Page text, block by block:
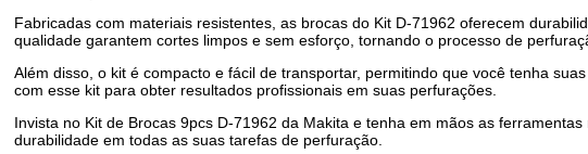
Fabricadas com materiais resistentes, as brocas do Kit D-71962 oferecem
qualidade garantem cortes limpos e sem esforço, tornando o processo de
Além disso, o kit é compacto e fácil de transportar, permitindo que você tenha
com esse kit para obter resultados profissionais em suas perfurações.
Invista no Kit de Brocas 9pcs D-71962 da Makita e tenha em mãos as
durabilidade em todas as suas tarefas de perfuração.